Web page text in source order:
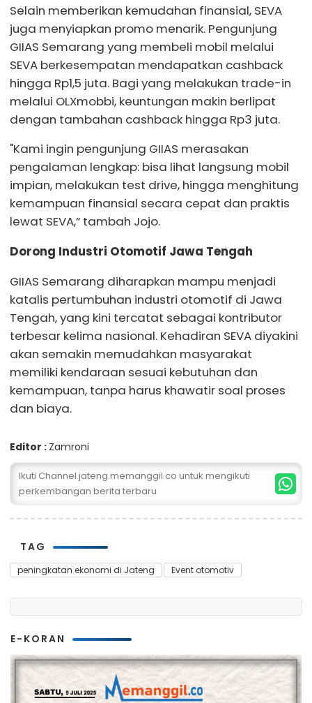
Selain memberikan kemudahan finansial, SEVA
juga menyiapkan promo menarik. Pengunjung
GIIAS Semarang yang membeli mobil melalui
SEVA berkesempatan mendapatkan cashback
hingga Rp1,5 juta. Bagi yang melakukan trade-in
melalui OLXmobbi, keuntungan makin berlipat
dengan tambahan cashback hingga Rp3 juta.
"Kami ingin pengunjung GIIAS merasakan
pengalaman lengkap: bisa lihat langsung mobil
impian, melakukan test drive, hingga menghitung
kemampuan finansial secara cepat dan praktis
lewat SEVA,” tambah Jojo.
Dorong Industri Otomotif Jawa Tengah
GIIAS Semarang diharapkan mampu menjadi
katalis pertumbuhan industri otomotif di Jawa
Tengah, yang kini tercatat sebagai kontributor
terbesar kelima nasional. Kehadiran SEVA diyakini
akan semakin memudahkan masyarakat
memiliki kendaraan sesuai kebutuhan dan
kemampuan, tanpa harus khawatir soal proses
dan biaya.
Editor : Zamroni
Ikuti Channel jateng.memanggil.co untuk mengikuti
perkembangan berita terbaru
TAG
peningkatan ekonomi di Jateng Event otomotiv
E-KORAN